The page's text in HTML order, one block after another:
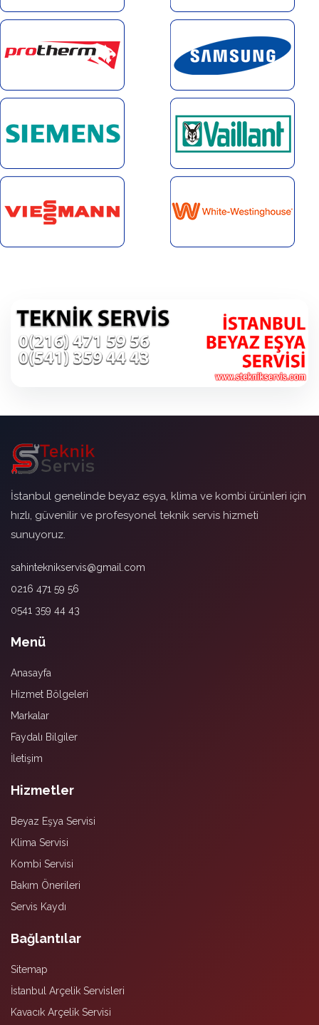
İstanbul genelinde beyaz eşya, klima ve kombi ürünleri için
hızlı, güvenilir ve profesyonel teknik servis hizmeti
sunuyoruz.
sahinteknikservis@gmail.com
0216 471 59 56
0541 359 44 43
Menü
Anasayfa
Hizmet Bölgeleri
Markalar
Faydalı Bilgiler
İletişim
Hizmetler
Beyaz Eşya Servisi
Klima Servisi
Kombi Servisi
Bakım Önerileri
Servis Kaydı
Bağlantılar
Sitemap
İstanbul Arçelik Servisleri
Kavacık Arçelik Servisi